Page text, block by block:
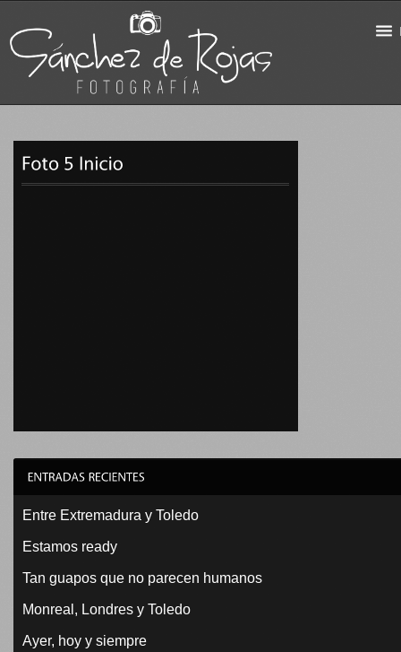
Entre Extremadura y Toledo
Estamos ready
Tan guapos que no parecen humanos
Monreal, Londres y Toledo
Ayer, hoy y siempre